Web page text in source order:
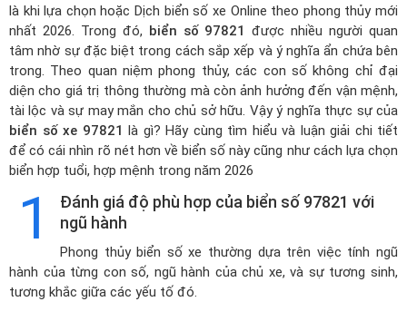
là khi lựa chọn hoặcDịch biển số xe Online theo phong thủy mới
nhất 2026. Trong đó, biển số 97821 được nhiều người quan
tâm nhờ sự đặc biệt trong cách sắp xếp và ý nghĩa ẩn chứa bên
trong. Theo quan niệm phong thủy, các con số không chỉ đại
diện cho giá trị thông thường mà còn ảnh hưởng đến vận mệnh,
tài lộc và sự may mắn cho chủ sở hữu. Vậy ý nghĩa thực sự của
biển số xe 97821 là gì? Hãy cùng tìm hiểu và luận giải chi tiết
để có cái nhìn rõ nét hơn về biển số này cũng như cách lựa chọn
biển hợp tuổi, hợp mệnh trong năm 2026
1
Đánh giá độ phù hợp của biển số 97821 với
ngũ hành
Phong thủy biển số xe thường dựa trên việc tính ngũ
hành của từng con số, ngũ hành của chủ xe, và sự tương sinh,
tương khắc giữa các yếu tố đó.